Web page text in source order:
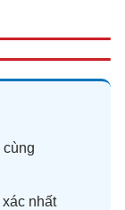
cùng
nhất